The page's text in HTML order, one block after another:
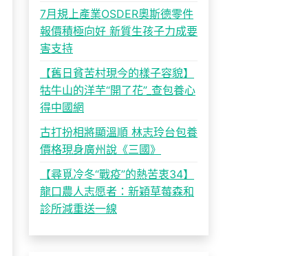
7月規上產業OSDER奧斯德零件
報價積極向好 新質生孩子力成要
害支持
【舊日貧苦村現今的樣子容貌】
牯牛山的洋芋“開了花”_查包養心
得中國網
古打扮相將顯溫順 林志玲台包養
價格現身廣州說《三國》
【尋覓冷冬“戰疫”的熱苦衷34】
龍口農人志愿者：新穎草莓森和
診所減重送一線